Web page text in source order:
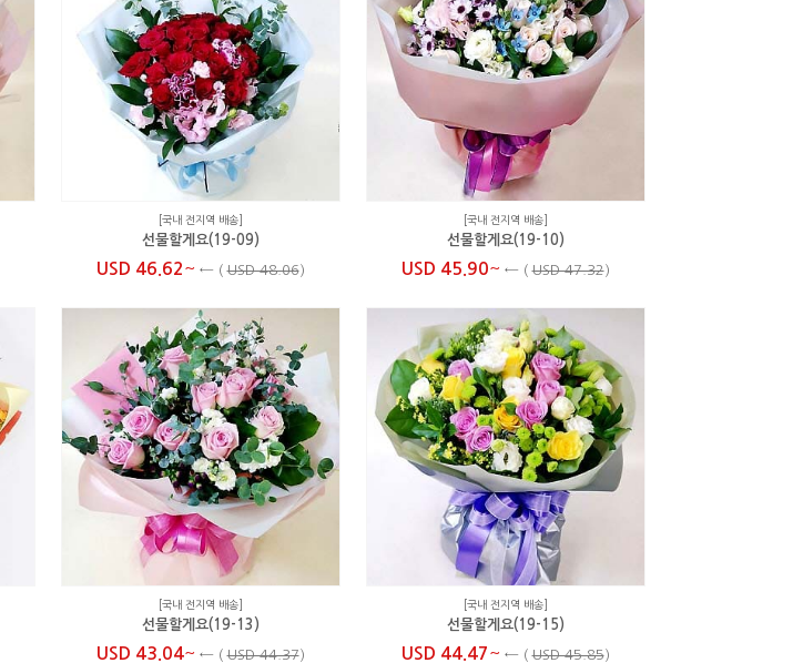
[국내 전지역 배송]
선물할게요(19-09)
USD 46.62 ~ ← (USD 48.06)
[국내 전지역 배송]
선물할게요(19-10)
USD 45.90~ ← (USD 47.32)
[국내 전지역 배송]
선물할게요(19-13)
USD 43.04~ ← (USD 44.37)
[국내 전지역 배송]
선물할게요(19-15)
USD 44.47 ~ ← (USD 45.85)